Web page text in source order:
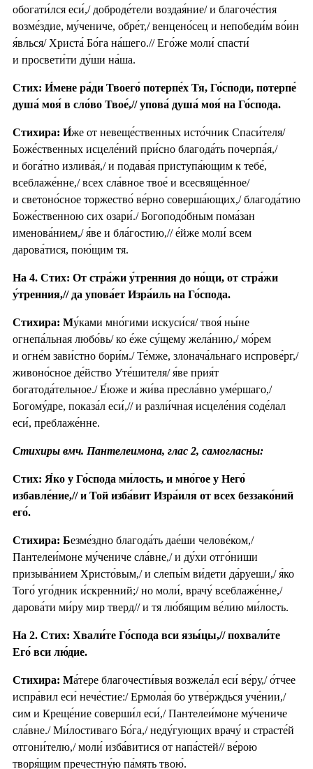
обогати́лся еси́,/ доброде́тели воздая́ние/ и благоче́стия
возме́здие, му́чениче, обре́т,/ венцено́сец и непобеди́м во́ин
я́влься/ Христа́ Бо́га на́шего.// Его́же моли́ спасти́
и просвети́ти ду́ши на́ша.
Стих: И́мене ра́ди Твоего́ потерпе́х Тя, Го́споди, потерпе́
душа́ моя́ в сло́во Твое́,// упова́ душа́ моя́ на Го́спода.
Стихира: И́же от невеще́ственных исто́чник Спаси́теля/
Боже́ственных исцеле́ний при́сно благода́ть почерпа́я,/
и бога́тно излива́я,/ и подава́я приступа́ющим к тебе́,
всеблаже́нне,/ всех сла́вное твое́ и всесвяще́нное/
и светоно́сное торжество́ ве́рно соверша́ющих,/ благода́тию
Боже́ственною сих озари́./ Богоподо́бным пома́зан
именова́нием,/ я́ве и бла́гостию,// е́йже моли́ всем
дарова́тися, пою́щим тя.
На 4. Стих: От стра́жи у́тренния до но́щи, от стра́жи
у́тренния,// да упова́ет Изра́иль на Го́спода.
Стихира: Му́ками мно́гими искуси́ся/ твоя́ ны́не
огнепа́льная любо́вь/ ко е́же су́щему жела́нию,/ мо́рем
и огне́м зави́стно бори́м./ Те́мже, злонача́льнаго испрове́рг,/
живоно́сное де́йство Уте́шителя/ я́ве прия́т
богатода́тельное./ Е́юже и жи́ва пресла́вно уме́ршаго,/
Богому́дре, показа́л еси́,// и разли́чная исцеле́ния соде́лал
еси́, преблаже́нне.
Стихиры вмч. Пантелеимона, глас 2, самогласны:
Стих: Я́ко у Го́спода ми́лость, и мно́гое у Него́
избавле́ние,// и Той изба́вит Изра́иля от всех беззако́ний
его́.
Стихира: Безме́здно благода́ть дае́ши челове́ком,/
Пантелеи́моне му́чениче сла́вне,/ и ду́хи отго́ниши
призыва́нием Христо́вым,/ и слепы́м ви́дети да́руеши,/ я́ко
Того́ уго́дник и́скренний;/ но моли́, врачу́ всеблаже́нне,/
дарова́ти ми́ру мир тверд// и тя лю́бящим ве́лию ми́лость.
На 2. Стих: Хвали́те Го́спода вси язы́цы,// похвали́те
Его́ вси лю́дие.
Стихира: Ма́тере благочести́выя возжела́л еси́ ве́ру,/ о́тчее
испра́вил еси́ нече́стие:/ Ермола́я бо утве́рждься уче́нии,/
сим и Креще́ние соверши́л еси́,/ Пантелеи́моне му́чениче
сла́вне./ Ми́лостиваго Бо́га,/ неду́гующих врачу́ и страсте́й
отгони́телю,/ моли́ изба́витися от напа́стей// ве́рою
творя́щим пречестну́ю па́мять твою́.